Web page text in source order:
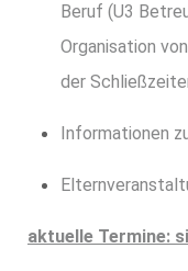
Beruf (U3
Organisation
der
Informationen
aktuelle Termine: